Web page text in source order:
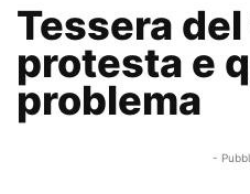
Tessera
protesta e
problema
-